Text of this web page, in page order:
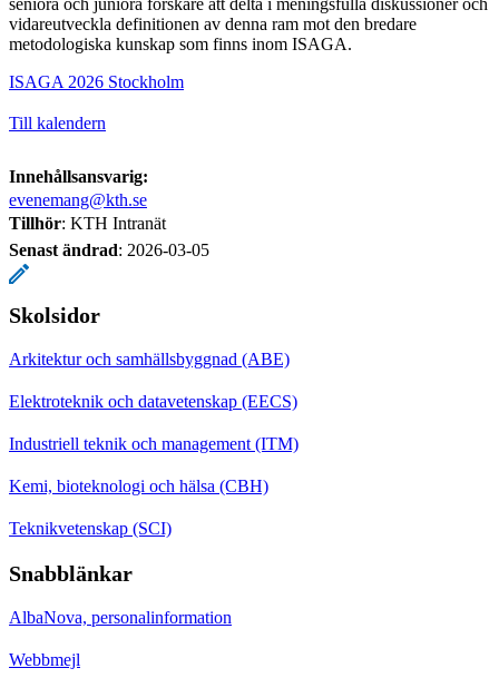
vidareutveckla definitionen av denna ram mot den bredare
metodologiska kunskap som finns inom ISAGA.
ISAGA 2026 Stockholm
Till kalendern
Innehållsansvarig:
evenemang@kth.se
Tillhör: KTH Intranät
Senast ändrad: 2026-03-05
Skolsidor
Arkitektur och samhällsbyggnad (ABE)
Elektroteknik och datavetenskap (EECS)
Industriell teknik och management (ITM)
Kemi, bioteknologi och hälsa (CBH)
Teknikvetenskap (SCI)
Snabblänkar
AlbaNova, personalinformation
Webbmejl